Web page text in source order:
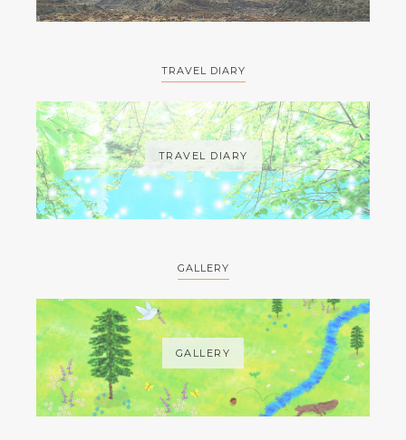
TRAVEL DIARY
TRAVEL DIARY
GALLERY
GALLERY